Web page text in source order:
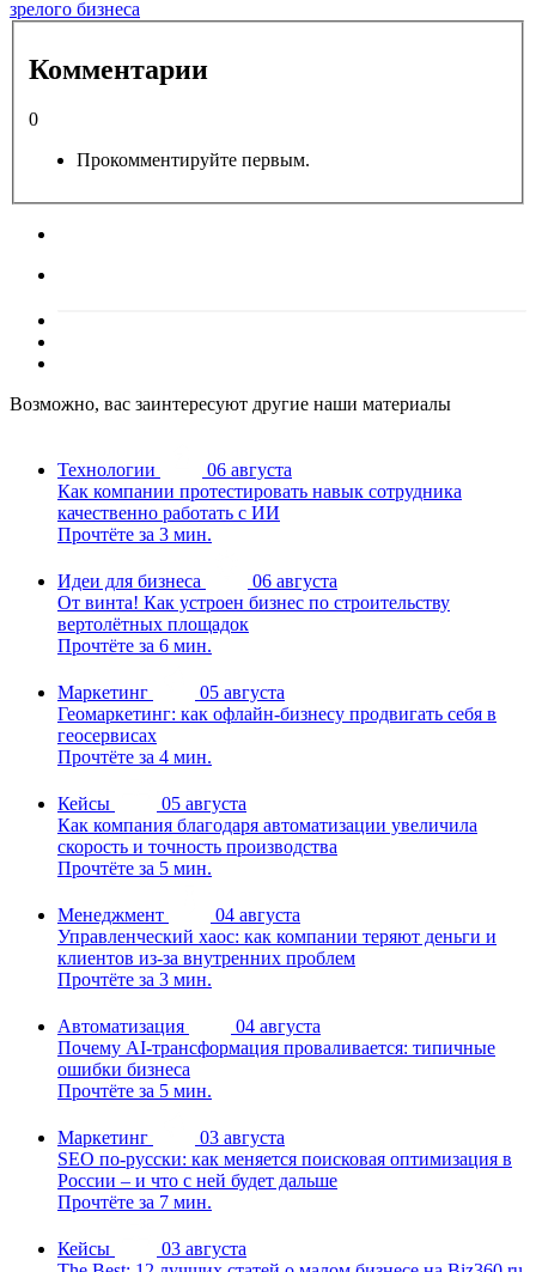
зрелого бизнеса
Комментарии
0
Прокомментируйте первым.
Возможно, вас заинтересуют другие наши материалы
Технологии
06 августа
Как компании протестировать навык сотрудника
качественно работать с ИИ
Прочтёте за 3 мин.
Идеи для бизнеса
06 августа
От винта! Как устроен бизнес по строительству
вертолётных площадок
Прочтёте за 6 мин.
Маркетинг
05 августа
Геомаркетинг: как офлайн-бизнесу продвигать себя в
геосервисах
Прочтёте за 4 мин.
Кейсы
05 августа
Как компания благодаря автоматизации увеличила
скорость и точность производства
Прочтёте за 5 мин.
Менеджмент
04 августа
Управленческий хаос: как компании теряют деньги и
клиентов из-за внутренних проблем
Прочтёте за 3 мин.
Автоматизация
04 августа
Почему AI-трансформация проваливается: типичные
ошибки бизнеса
Прочтёте за 5 мин.
Маркетинг
03 августа
SEO по-русски: как меняется поисковая оптимизация в
России – и что с ней будет дальше
Прочтёте за 7 мин.
Кейсы
03 августа